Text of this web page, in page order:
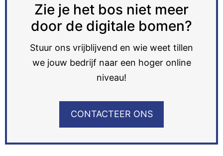
Zie je het bos niet meer
door de digitale bomen?
Stuur ons vrijblijvend en wie weet tillen
we jouw bedrijf naar een hoger online
niveau!
CONTACTEER ONS